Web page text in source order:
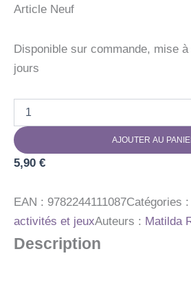
Article Neuf
Disponible sur commande, mise
jours
100
IMAGES
A
AJOUTER AU
5,90 €
EAN : 9782244111087Catégories :
activités et jeuxAuteurs : Matilda
Description